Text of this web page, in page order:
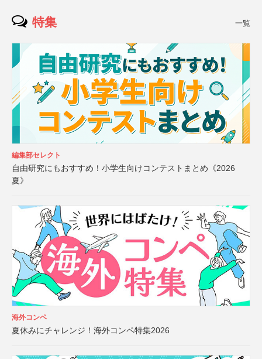
特集 一覧
編集部セレクト
自由研究にもおすすめ！小学生向けコンテストまとめ《2026
夏》
海外コンペ
夏休みにチャレンジ！海外コンペ特集2026